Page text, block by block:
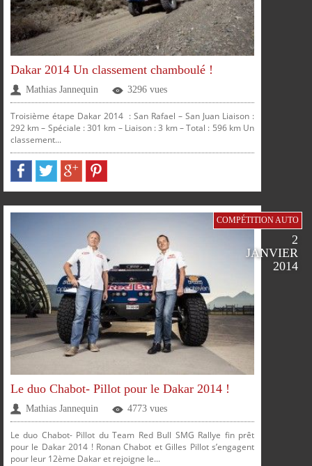
PLUS
PLUS
FACEBOOKTWITTERGOOGLE PINTEREST
FACEBOOK
SUR SUR SUR SUR
SUR SUR SUR SUR
PARTAGERPARTAGERPARTAGERPARTAGER
Dakar 2014 Un classement chamboulé !
Mathias Jannequin 3296 vues
Troisième étape Dakar 2014 : San Rafael – San Juan Liaison :
292 km – Spéciale : 301 km – Liaison : 3 km – Total : 596 km Un
classement...
COMPÉTITION AUTO
2
JANVIER
2014
Le duo Chabot- Pillot pour le Dakar 2014 !
Mathias Jannequin 4773 vues
Le duo Chabot- Pillot du Team Red Bull SMG Rallye fin prêt
pour le Dakar 2014 ! Ronan Chabot et Gilles Pillot s’engagent
pour leur 12ème Dakar et rejoigne le...